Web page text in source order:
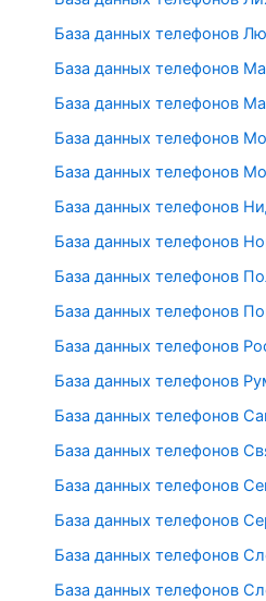
База данных телефонов
База данных телефонов
База данных телефонов
База данных телефонов
База данных телефонов
База данных телефонов
База данных телефонов
База данных телефонов
База данных телефонов
База данных телефонов
База данных телефонов
База данных телефонов
База данных телефонов
База данных телефонов
База данных телефонов
База данных телефонов
База данных телефонов